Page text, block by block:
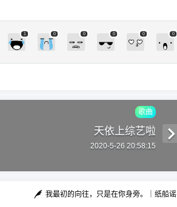
1 0 0 0 0 0
会~（害怕
歌曲
天依上综艺啦
2020-5-26 20:58:15
我最初的向往，只是在你身旁。｜纸船谣